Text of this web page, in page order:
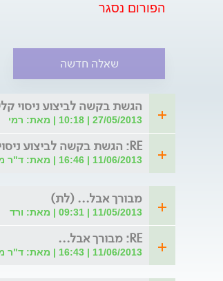
הפורום נסגר
שאלה חדשה
הגשת בקשה לביצוע ניסוי
27/05/2013 | 10:18 | מאת: רמי
RE: הגשת בקשה לביצוע ניסוי קליני
11/06/2013 | 16:46 | מאת: ד"ר מינה ארינוס
מבורך אבל... (לת)
11/05/2013 | 09:31 | מאת: ורד
RE: מבורך אבל...
11/06/2013 | 16:43 | מאת: ד"ר מינה ארינוס